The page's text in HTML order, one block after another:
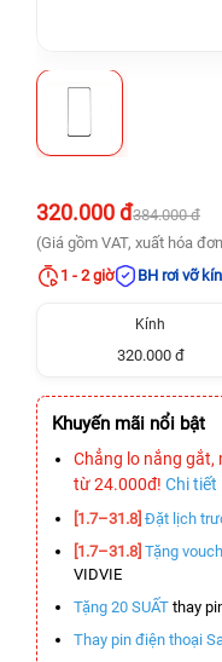
320.000 đ384.000 đ
(Giá gồm VAT, xuất hóa
1 - 2 giờ
BH rơi vỡ
Kính
320.000 đ
Khuyến mãi nổi bật
Chẳng lo nắng gắt,
từ 24.000đ! Chi tiết
[1.7–31.8] Đặt lịch
[1.7–31.8] Tặng
VIDVIE
Tặng 20 SUẤT thay
Thay pin điện thoại